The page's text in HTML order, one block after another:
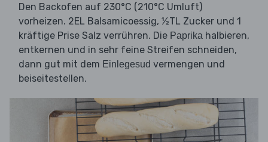
Den Backofen auf 230°C (210°C Umluft)
vorheizen. 2EL Balsamicoessig, ½TL Zucker und 1
kräftige Prise Salz verrühren. Die Paprika halbieren,
entkernen und in sehr feine Streifen schneiden,
dann gut mit dem Einlegesud vermengen und
beiseitestellen.